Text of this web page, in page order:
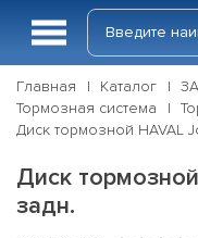
Главная Каталог
Тормозная система
Диск тормозной HAVAL
Диск
задн.